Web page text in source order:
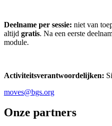
Deelname per sessie: niet van
altijd gratis. Na een eerste
module.
Activiteitsverantwoordelijken:
moves@bgs.org
Onze partners